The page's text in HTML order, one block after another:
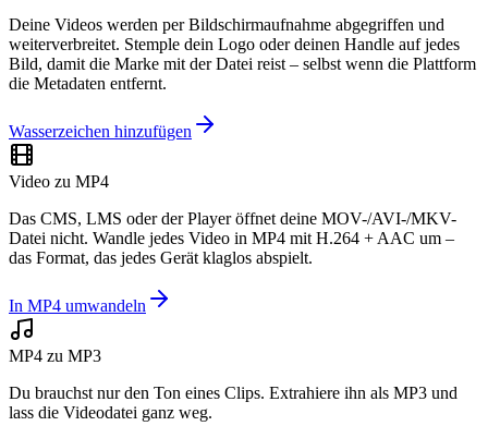
Deine Videos werden per Bildschirmaufnahme abgegriffen und
weiterverbreitet. Stemple dein Logo oder deinen Handle auf jedes
Bild, damit die Marke mit der Datei reist – selbst wenn die Plattform
die Metadaten entfernt.
Wasserzeichen hinzufügen
Video zu MP4
Das CMS, LMS oder der Player öffnet deine MOV-/AVI-/MKV-
Datei nicht. Wandle jedes Video in MP4 mit H.264 + AAC um –
das Format, das jedes Gerät klaglos abspielt.
In MP4 umwandeln
MP4 zu MP3
Du brauchst nur den Ton eines Clips. Extrahiere ihn als MP3 und
lass die Videodatei ganz weg.